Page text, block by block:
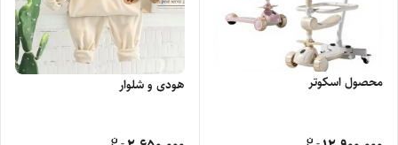
محصول اسکوتر هودی و شلوار